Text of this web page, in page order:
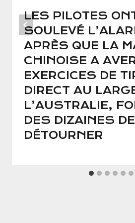
LES PILOTES
SOULEVÉ
APRÈS QUE LA
CHINOISE A
EXERCICES DE
DIRECT AU
L’AUSTRALIE,
DES DIZAINES
DÉTOURNER